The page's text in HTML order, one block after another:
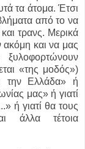
τα άτομα. Έτσι
από το να
τρανς. Μερικά
ακόμη και να μας
«της μοδός»)
την Ελλάδα» ή
μας» ή γιατί
ή γιατί θα τους
άλλα τέτοια